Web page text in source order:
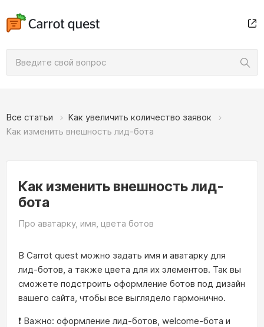
Все статьи
Как увеличить количество заявок
Как изменить внешность лид-бота
Как изменить внешность лид-
бота
Про аватарку, имя, цвета ботов
В Carrot quest можно задать имя и аватарку для
лид-ботов, а также цвета для их элементов. Так вы
сможете подстроить оформление ботов под дизайн
вашего сайта, чтобы все выглядело гармонично.
❗ Важно: оформление лид-ботов, welcome-бота и